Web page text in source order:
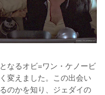
なるオビ=ワン・ケノービ
変えました。この出会い
のかを知り、ジェダイの